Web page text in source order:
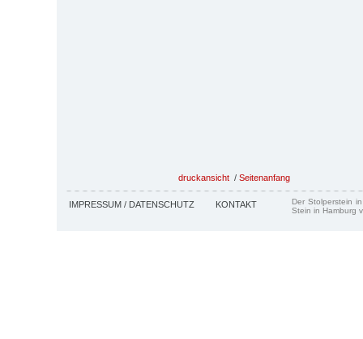
druckansicht / Seitenanfang
IMPRESSUM / DATENSCHUTZ KONTAKT
Der Stolperstein
Stein in Hamburg